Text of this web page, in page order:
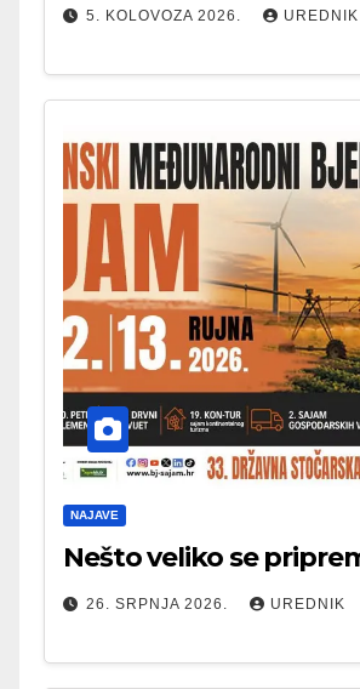
5. KOLOVOZA 2026. UREDNIK
NAJAVE
Nešto veliko se
26. SRPNJA 2026. UREDNIK